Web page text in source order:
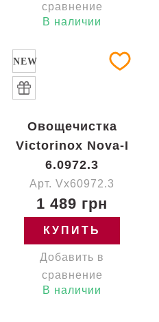
сравнение
В наличии
NEW
Овощечистка
Victorinox Nova-I
6.0972.3
Арт. Vx60972.3
1 489 грн
КУПИТЬ
Добавить в
сравнение
В наличии